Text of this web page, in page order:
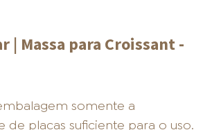
| Massa para Croissant -
somente a
de placas suficiente para o uso.